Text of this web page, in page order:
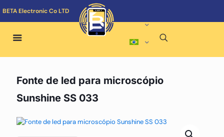
BETA Electronic Co LTD
Fonte de led para microscópio
Sunshine SS 033